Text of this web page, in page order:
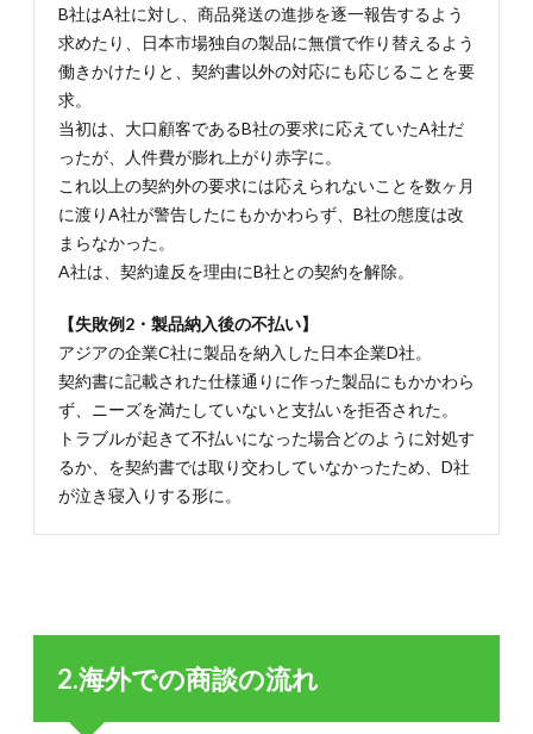
を成
功さ
せる
ため
のポ
イン
ト
4.1.
約書の
内容に
厳しい
4.2.
4-2.メ
ンツを
重んじ
る中国
4.3.
4-3.独
間の感
4.4.
B社はA社に対し、商品発送の進捗を逐一報告するよう
求めたり、日本市場独自の製品に無償で作り替えるよう
働きかけたりと、契約書以外の対応にも応じることを要
求。
当初は、大口顧客であるB社の要求に応えていたA社だ
ったが、人件費が膨れ上がり赤字に。
これ以上の契約外の要求には応えられないことを数ヶ月
に渡りA社が警告したにもかかわらず、B社の態度は改
まらなかった。
A社は、契約違反を理由にB社との契約を解除。
【失敗例2・製品納入後の不払い】
アジアの企業C社に製品を納入した日本企業D社。
契約書に記載された仕様通りに作った製品にもかかわら
ず、ニーズを満たしていないと支払いを拒否された。
トラブルが起きて不払いになった場合どのように対処す
るか、を契約書では取り交わしていなかったため、D社
が泣き寝入りする形に。
2.海外での商談の流れ